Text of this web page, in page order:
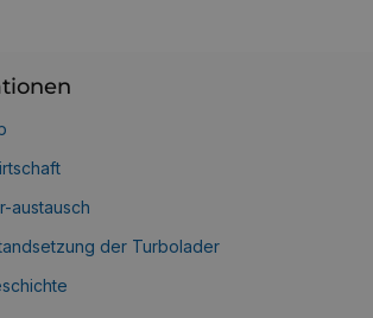
austausch
der Turbolader